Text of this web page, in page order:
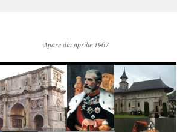
Apare din aprilie 1967